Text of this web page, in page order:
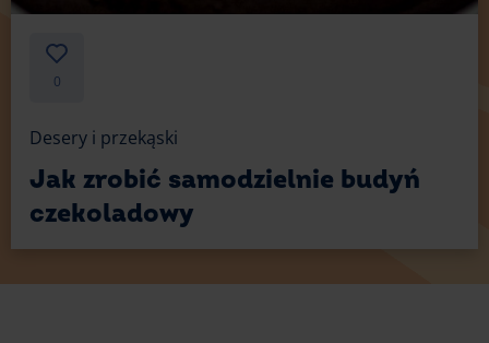
0
Desery i przekąski
Jak zrobić samodzielnie budyń
czekoladowy